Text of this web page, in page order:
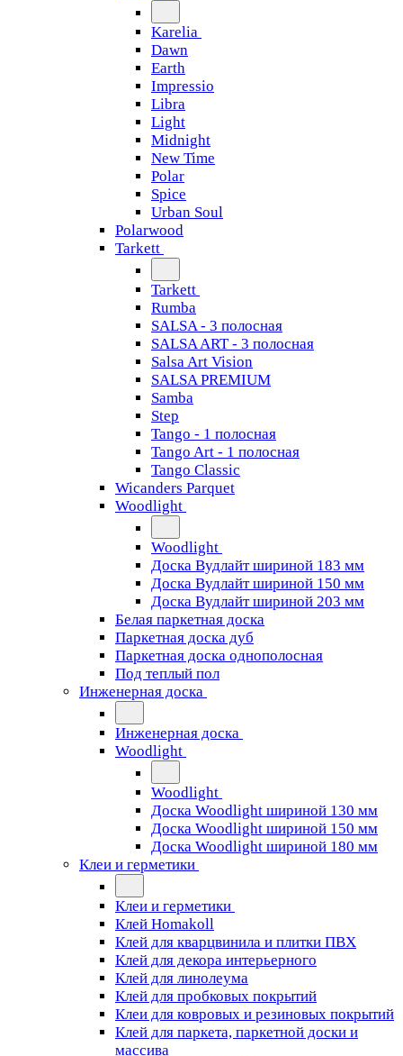
Karelia
Dawn
Earth
Impressio
Libra
Light
Midnight
New Time
Polar
Spice
Urban Soul
Polarwood
Tarkett
Tarkett
Rumba
SALSA - 3 полосная
SALSA ART - 3 полосная
Salsa Art Vision
SALSA PREMIUM
Samba
Step
Tango - 1 полосная
Tango Art - 1 полосная
Tango Classiс
Wicanders Parquet
Woodlight
Woodlight
Доска Вудлайт шириной 183 мм
Доска Вудлайт шириной 150 мм
Доска Вудлайт шириной 203 мм
Белая паркетная доска
Паркетная доска дуб
Паркетная доска однополосная
Под теплый пол
Инженерная доска
Инженерная доска
Woodlight
Woodlight
Доска Woodlight шириной 130 мм
Доска Woodlight шириной 150 мм
Доска Woodlight шириной 180 мм
Клеи и герметики
Клеи и герметики
Клей Homakoll
Клей для кварцвинила и плитки ПВХ
Клей для декора интерьерного
Клей для линолеума
Клей для пробковых покрытий
Клеи для ковровых и резиновых покрытий
Клей для паркета, паркетной доски и
массива